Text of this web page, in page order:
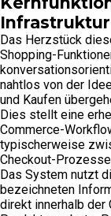
Infrastruktur
Das Herzstück
Shopping-
nahtlos von der
und Kaufen
Dies stellt eine
Commerce-
typischerweise
Checkout-
Das System nutzt
bezeichneten
direkt innerhalb der